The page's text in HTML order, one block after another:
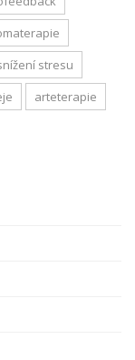
stresu
arteterapie